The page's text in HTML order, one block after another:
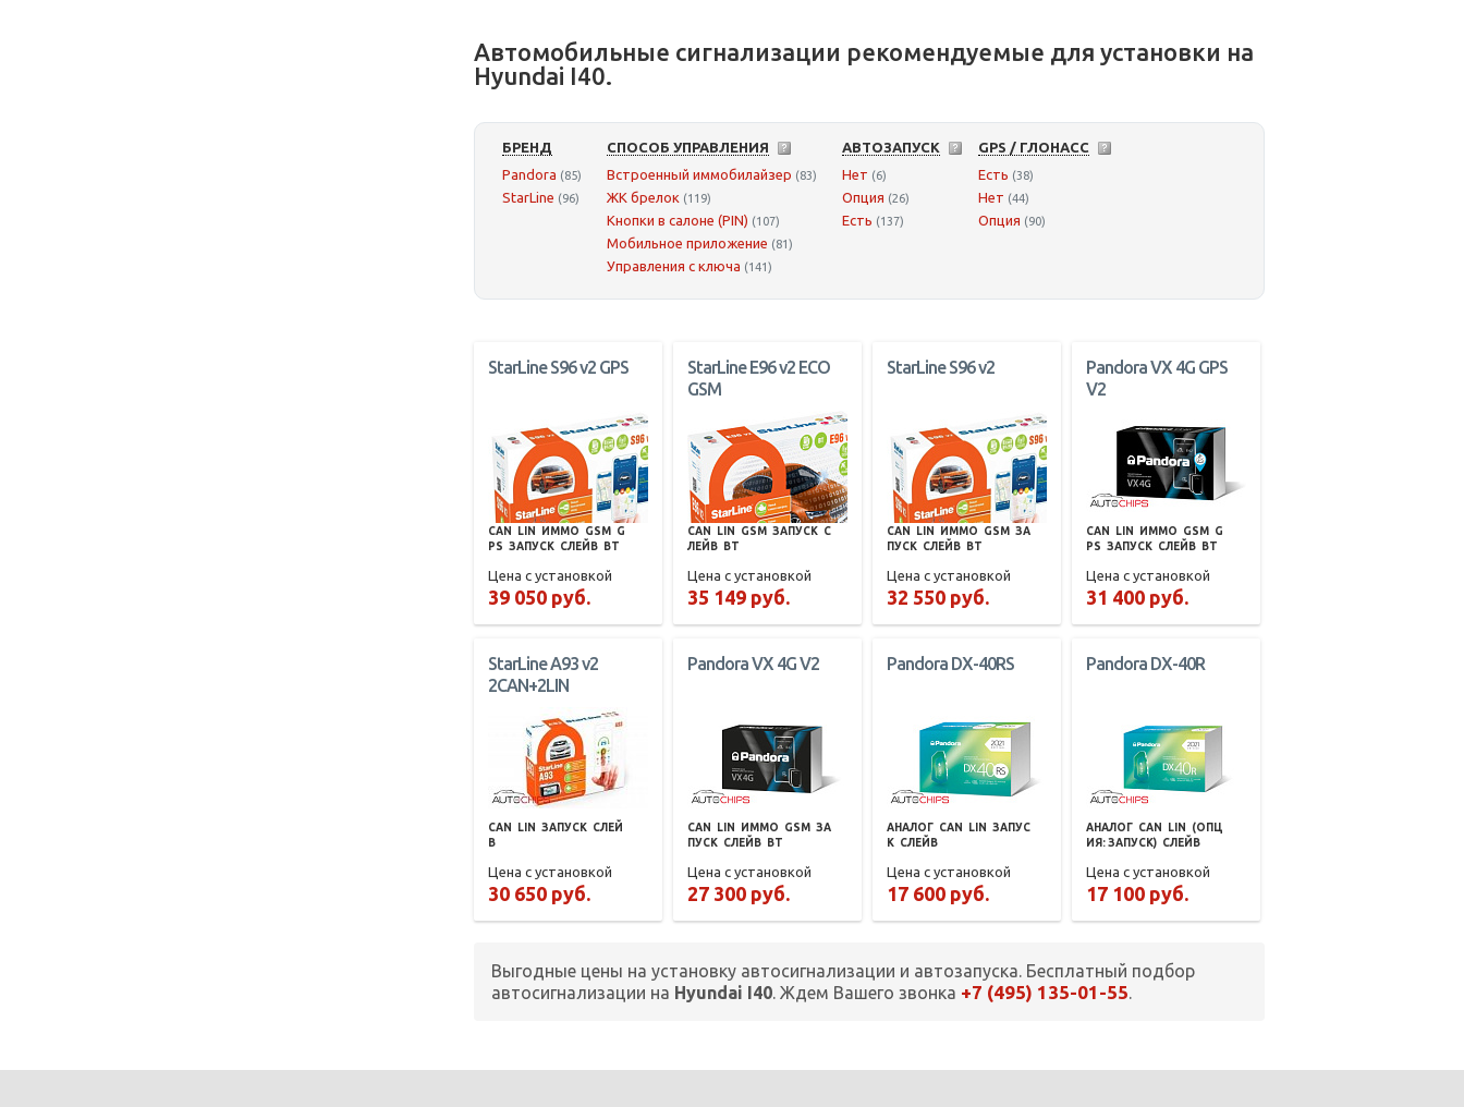
Автомобильные сигнализации рекомендуемые для установки на
Hyundai I40.
БРЕНД
Pandora (85)
StarLine (96)
СПОСОБ УПРАВЛЕНИЯ
Встроенный иммобилайзер (83)
ЖК брелок (119)
Кнопки в салоне (PIN) (107)
Мобильное приложение (81)
Управления с ключа (141)
АВТОЗАПУСК
Нет (6)
Опция (26)
Есть (137)
GPS / ГЛОНАСС
Есть (38)
Нет (44)
Опция (90)
StarLine S96 v2 GPS
CAN LIN ИММО GSM G
PS ЗАПУСК СЛЕЙВ BT
Цена с установкой
39 050 руб.
StarLine E96 v2 ECO
GSM
CAN LIN GSM ЗАПУСК С
ЛЕЙВ
BT
Цена с установкой
35 149 руб.
StarLine S96 v2
CAN LIN ИММО GSM ЗА
ПУСК СЛЕЙВ BT
Цена с установкой
32 550 руб.
Pandora VX 4G GPS
V2
CAN LIN ИММО GSM G
PS ЗАПУСК СЛЕЙВ BT
Цена с установкой
31 400 руб.
StarLine A93 v2
2CAN+2LIN
CAN LIN ЗАПУСК СЛЕЙ
В
Цена с установкой
30 650 руб.
Pandora VX 4G V2
CAN LIN ИММО GSM ЗА
ПУСК СЛЕЙВ BT
Цена с установкой
27 300 руб.
Pandora DX-40RS
АНАЛОГ CAN LIN
ЗАПУС
К СЛЕЙВ
Цена с установкой
17 600 руб.
Pandora DX-40R
АНАЛОГ CAN LIN
(ОПЦ
ИЯ: ЗАПУСК) СЛЕЙВ
Цена с установкой
17 100 руб.
Выгодные цены на установку автосигнализации и автозапуска. Бесплатный подбор
автосигнализации на Hyundai I40. Ждем Вашего звонка +7 (495) 135-01-55.